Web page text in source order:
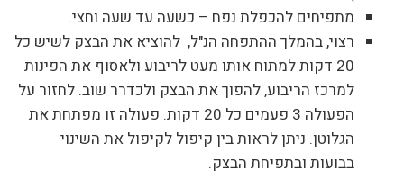
מתפיחים להכפלת נפח – כשעה עד שעה וחצי.
רצוי, בהמלך ההתפחה הנ"ל, להוציא את הבצק לשיש כל
20 דקות למתוח אותו מעט לריבוע ולאסוף את הפינות
למרכז הריבוע, להפוך את הבצק ולכדרר שוב. לחזור על
הפעולה 3 פעמים כל 20 דקות. פעולה זו מפתחת את
הגלוטן. ניתן לראות בין קיפול לקיפול את השינוי
בבועות ובתפיחת הבצק.